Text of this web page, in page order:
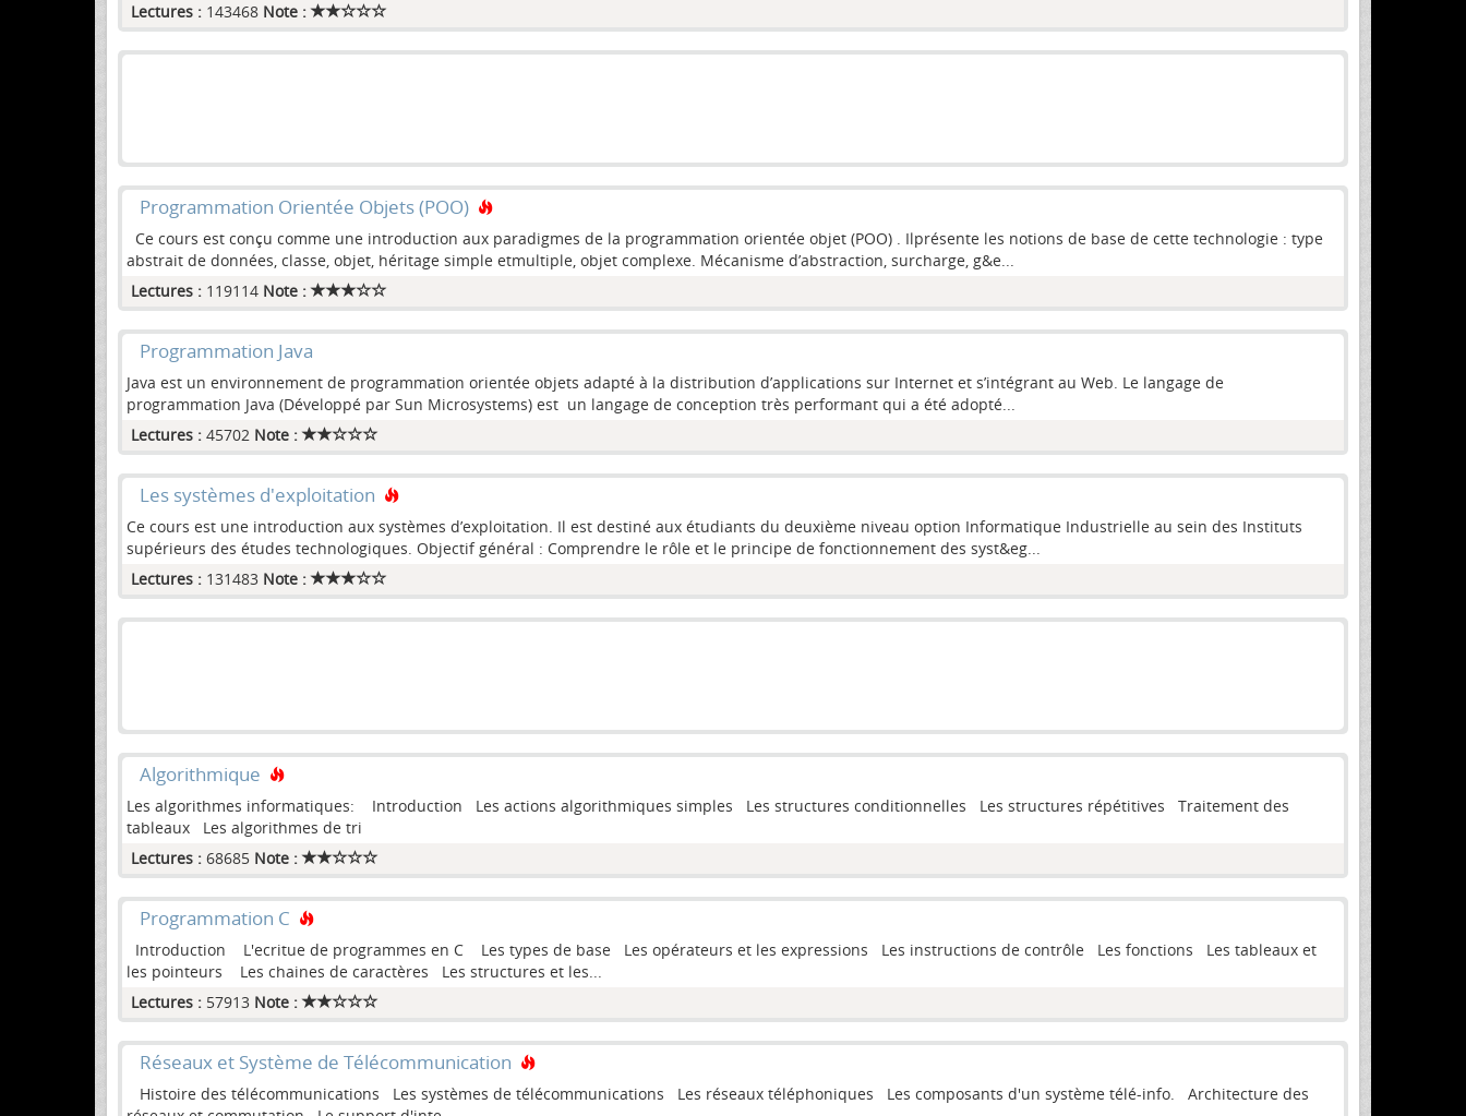
Lectures : 143468 Note :
Programmation Orientée Objets (POO)
Ce cours est conçu comme une introduction aux paradigmes de la programmation orientée objet (POO) . Ilprésente les notions de base de cette technologie : type
abstrait de données, classe, objet, héritage simple etmultiple, objet complexe. Mécanisme d’abstraction, surcharge, g&e...
Lectures : 119114 Note :
Programmation Java
Java est un environnement de programmation orientée objets adapté à la distribution d’applications sur Internet et s’intégrant au Web. Le langage de
programmation Java (Développé par Sun Microsystems) est un langage de conception très performant qui a été adopté...
Lectures : 45702 Note :
Les systèmes d'exploitation
Ce cours est une introduction aux systèmes d’exploitation. Il est destiné aux étudiants du deuxième niveau option Informatique Industrielle au sein des Instituts
supérieurs des études technologiques. Objectif général : Comprendre le rôle et le principe de fonctionnement des syst&eg...
Lectures : 131483 Note :
Algorithmique
Les algorithmes informatiques: Introduction Les actions algorithmiques simples Les structures conditionnelles Les structures répétitives Traitement des
tableaux Les algorithmes de tri
Lectures : 68685 Note :
Programmation C
Introduction L'ecritue de programmes en C Les types de base Les opérateurs et les expressions Les instructions de contrôle Les fonctions Les tableaux et
les pointeurs Les chaines de caractères Les structures et les...
Lectures : 57913 Note :
Réseaux et Système de Télécommunication
Histoire des télécommunications Les systèmes de télécommunications Les réseaux téléphoniques Les composants d'un système télé-info. Architecture des